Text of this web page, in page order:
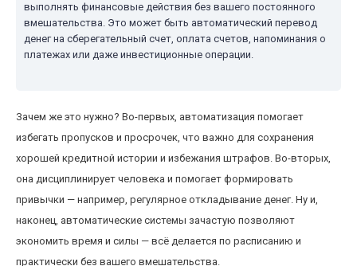
выполнять финансовые действия без вашего постоянного
вмешательства. Это может быть автоматический перевод
денег на сберегательный счет, оплата счетов, напоминания о
платежах или даже инвестиционные операции.
Зачем же это нужно? Во-первых, автоматизация помогает
избегать пропусков и просрочек, что важно для сохранения
хорошей кредитной истории и избежания штрафов. Во-вторых,
она дисциплинирует человека и помогает формировать
привычки — например, регулярное откладывание денег. Ну и,
наконец, автоматические системы зачастую позволяют
экономить время и силы — всё делается по расписанию и
практически без вашего вмешательства.